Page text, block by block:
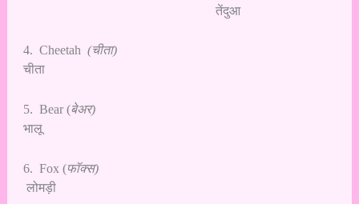
तेंदुआ
4. Cheetah (चीता)
चीता
5. Bear (बेअर)
भालू
6. Fox (फॉक्स)
लोमड़ी